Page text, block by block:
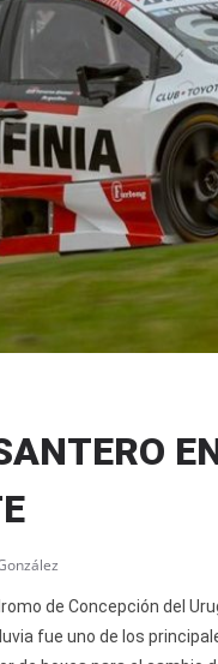
de Concepción del
fue uno de los